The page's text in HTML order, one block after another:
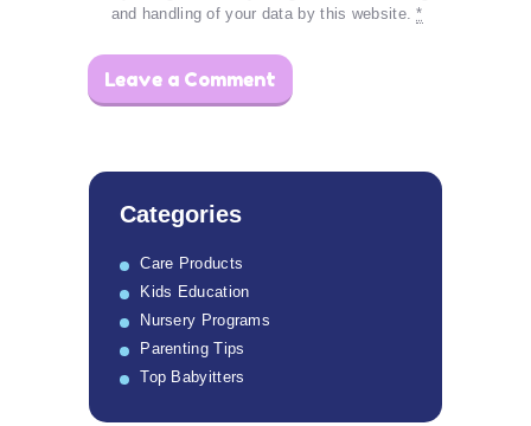
and handling of your data by this website.*
Categories
Care Products
Kids Education
Nursery Programs
Parenting Tips
Top Babyitters